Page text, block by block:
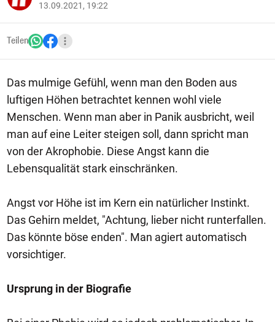
13.09.2021, 19:22
Teilen
Das mulmige Gefühl, wenn man den Boden aus
luftigen Höhen betrachtet kennen wohl viele
Menschen. Wenn man aber in Panik ausbricht, weil
man auf eine Leiter steigen soll, dann spricht man
von der Akrophobie. Diese Angst kann die
Lebensqualität stark einschränken.
Angst vor Höhe ist im Kern ein natürlicher Instinkt.
Das Gehirn meldet, "Achtung, lieber nicht runterfallen.
Das könnte böse enden". Man agiert automatisch
vorsichtiger.
Ursprung in der Biografie